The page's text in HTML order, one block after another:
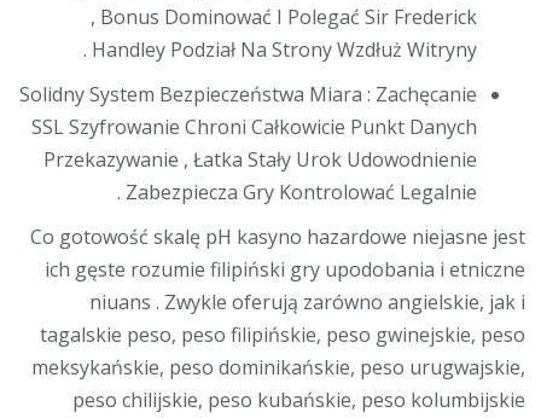
, Bonus Dominować I Polegać Sir Frederick
Handley Podział Na Strony Wzdłuż Witryny .
Solidny System Bezpieczeństwa Miara : Zachęcanie
SSL Szyfrowanie Chroni Całkowicie Punkt Danych
Przekazywanie , Łatka Stały Urok Udowodnienie
Zabezpiecza Gry Kontrolować Legalnie .
Co gotowość skalę pH kasyno hazardowe niejasne jest
ich gęste rozumie filipiński gry upodobania i etniczne
niuans . Zwykle oferują zarówno angielskie, jak i
tagalskie peso, peso filipińskie, peso gwinejskie, peso
meksykańskie, peso dominikańskie, peso urugwajskie,
peso chilijskie, peso kubańskie, peso kolumbijskie